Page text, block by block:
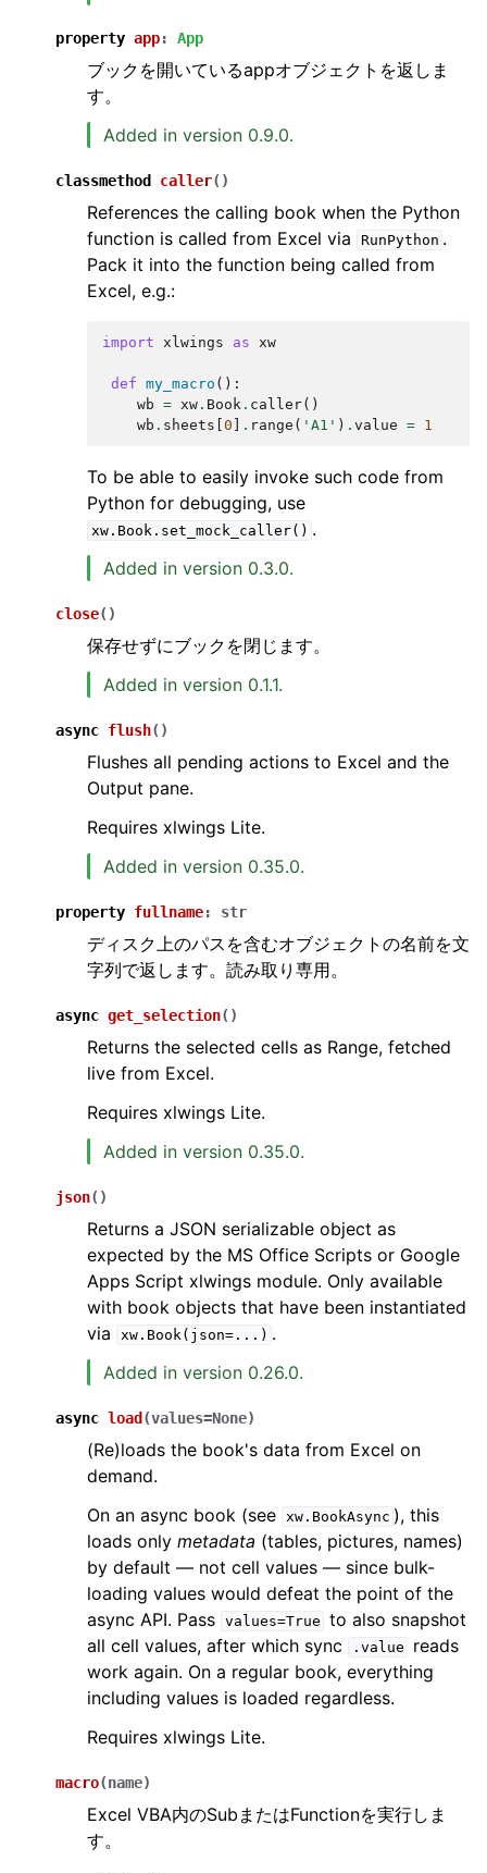
property app: App
ブックを開いているappオブジェクトを返しま
す。
Added in version 0.9.0.
classmethod caller( )
References the calling book when the Python
function is called from Excel via
RunPython .
Pack it into the function being called from
Excel, e.g.:
import xlwings as xw
def my_macro ():
wb = xw . Book . caller()
wb . sheets 0 . range ( 'A1' ) . value = 1
To be able to easily invoke such code from
Python for debugging, use
xw.Book.set_mock_caller() .
Added in version 0.3.0.
close( )
保存せずにブックを閉じます。
Added in version 0.1.1.
async flush( )
Flushes all pending actions to Excel and the
Output pane.
Requires xlwings Lite.
Added in version 0.35.0.
property fullname: str
ディスク上のパスを含むオブジェクトの名前を文
字列で返します。読み取り専用。
async get_selection( )
Returns the selected cells as Range, fetched
live from Excel.
Requires xlwings Lite.
Added in version 0.35.0.
json( )
Returns a JSON serializable object as
expected by the MS Office Scripts or Google
Apps Script xlwings module. Only available
with book objects that have been instantiated
via
xw.Book(json=...) .
Added in version 0.26.0.
async load (values=None)
(Re)loads the book's data from Excel on
demand.
On an async book (see xw.BookAsync ), this
loads only metadata (tables, pictures, names)
by default — not cell values — since bulk-
loading values would defeat the point of the
async API. Pass values=True to also snapshot
all cell values, after which sync
.value
reads
work again. On a regular book, everything
including values is loaded regardless.
Requires xlwings Lite.
macro(name)
Excel VBA内のSubまたはFunctionを実行しま
す。